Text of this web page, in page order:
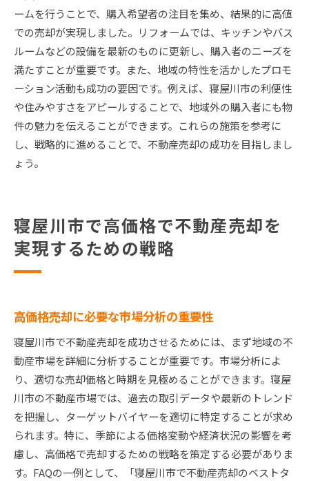
ームを行うことで、購入希望者の注目を集め、結果的に高値
での売却が実現しました。リフォームでは、キッチンやバス
ルームなどの設備を最新のものに更新し、購入者のニーズを
満たすことが重要です。また、地域の特性を活かしたプロモ
ーション活動も成功の要因です。例えば、寝屋川市の利便性
や住みやすさをアピールすることで、地域外の購入者にも物
件の魅力を伝えることができます。これらの施策を参考に
し、戦略的に進めることで、不動産売却の成功を目指しまし
ょう。
寝屋川市で高価格で不動産売却を
実現するための戦略
高価格売却に必要な市場分析の重要性
寝屋川市で不動産売却を成功させるためには、まず地域の不
動産市場を詳細に分析することが重要です。市場分析によ
り、適切な売却価格と時期を見極めることができます。寝屋
川市の不動産市場では、過去の取引データや最新のトレンド
を把握し、ターゲットバイヤーを適切に特定することが求め
られます。特に、季節による価格変動や経済状況の影響を考
慮し、高価格で売却するための戦略を策定する必要がありま
す。FAQの一例として、「寝屋川市で不動産売却のベストタ